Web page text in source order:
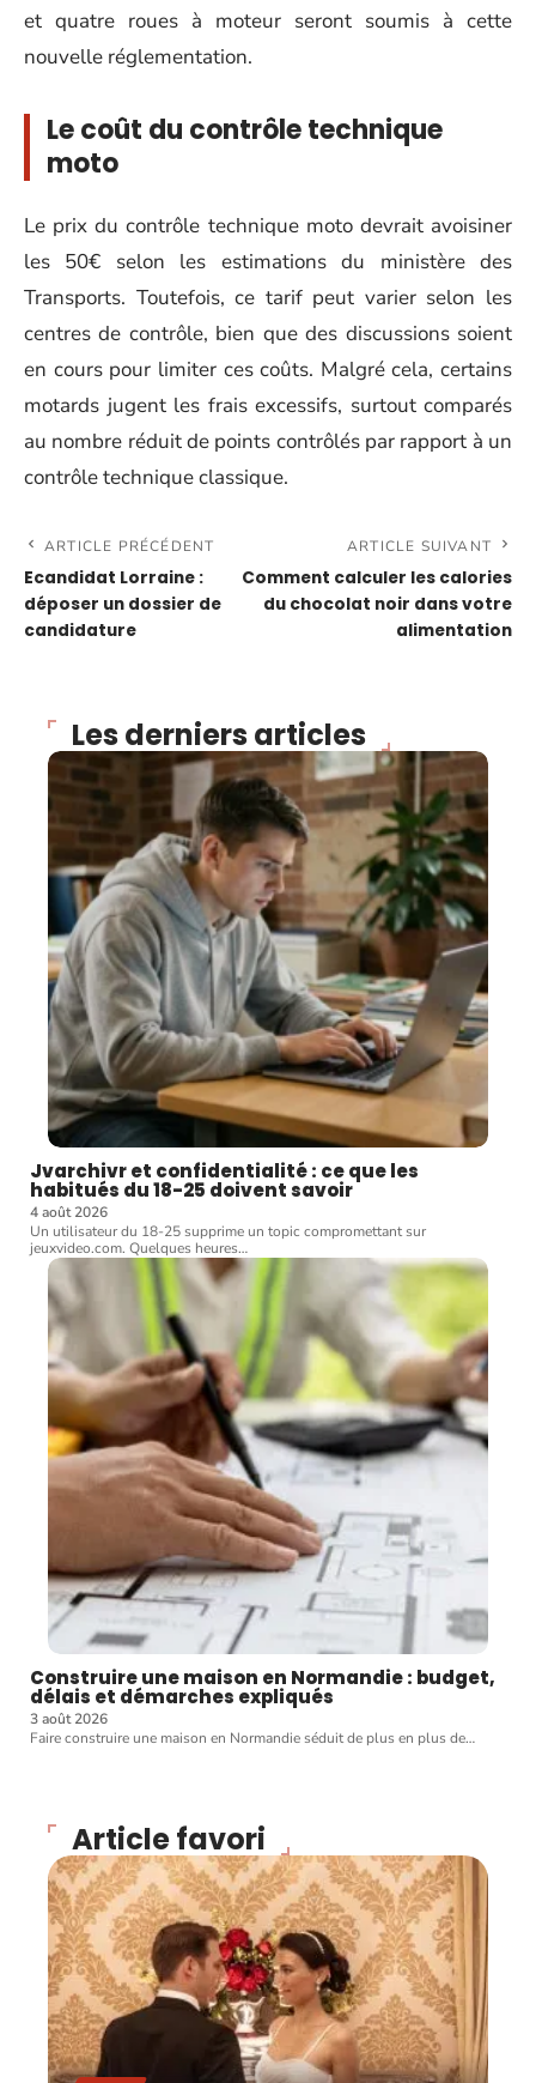
et quatre roues à moteur seront soumis à cette
nouvelle réglementation.
Le coût du contrôle technique
moto
Le prix du contrôle technique moto devrait avoisiner
les 50€ selon les estimations du ministère des
Transports. Toutefois, ce tarif peut varier selon les
centres de contrôle, bien que des discussions soient
en cours pour limiter ces coûts. Malgré cela, certains
motards jugent les frais excessifs, surtout comparés
au nombre réduit de points contrôlés par rapport à un
contrôle technique classique.
ARTICLE PRÉCÉDENT
Ecandidat Lorraine :
déposer un dossier de
candidature
ARTICLE SUIVANT
Comment calculer les calories
du chocolat noir dans votre
alimentation
Les derniers articles
Jvarchivr et confidentialité : ce que les
habitués du 18-25 doivent savoir
4 août 2026
Un utilisateur du 18-25 supprime un topic compromettant sur
jeuxvideo.com. Quelques heures…
Construire une maison en Normandie : budget,
délais et démarches expliqués
3 août 2026
Faire construire une maison en Normandie séduit de plus en plus de…
Article favori